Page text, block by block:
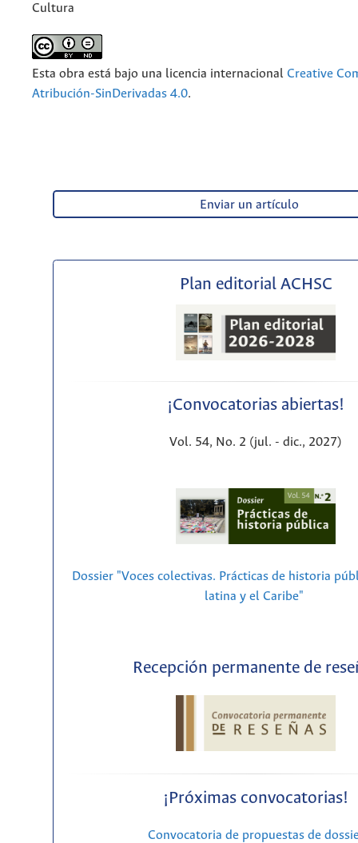
Cultura
Esta obra está bajo una licencia internacional Creative
Atribución-SinDerivadas 4.0.
Enviar un artículo
Plan editorial ACHSC
¡Convocatorias abiertas!
Vol. 54, No. 2 (jul. - dic., 2027)
Dossier "Voces colectivas. Prácticas de historia
latina y el Caribe"
Recepción permanente de
¡Próximas convocatorias!
Convocatoria de propuestas de